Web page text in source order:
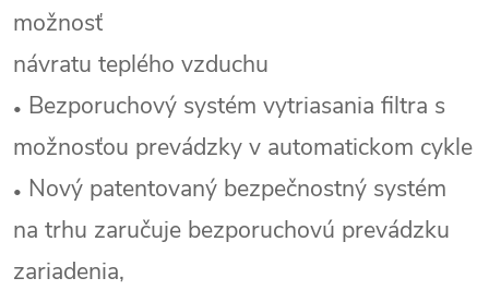
možnosť
návratu teplého vzduchu
• Bezporuchový systém vytriasania filtra s
možnosťou prevádzky v automatickom cykle
• Nový patentovaný bezpečnostný systém
na trhu zaručuje bezporuchovú prevádzku
zariadenia,